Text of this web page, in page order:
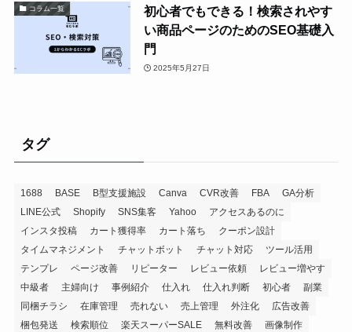
コラム一覧
初心者でもできる！検索されやす
い商品ページのためのSEO基礎入
門
2025年5月27日
タグ
1688 BASE B型支援施設 Canva CVR改善 FBA
GA分析
LINE公式
Shopify SNS集客 Yahoo
アクセスあるのに
インスタ投稿
カート獲得率 カート落ち
クーポン設計
タイムマネジメント
チャットボット チャット対応
ツール活用
テンプレ
ページ改善 リピーター レビュー依頼
レビュー増やす
中級者
主婦向け 事例紹介 仕入れ 仕入れ判断 初心者
副業
同梱チラシ
在庫管理 売れない 売上管理 外注化
広告改善
梱包発送
検索順位 楽天スーパーSALE 無料改善
画像制作